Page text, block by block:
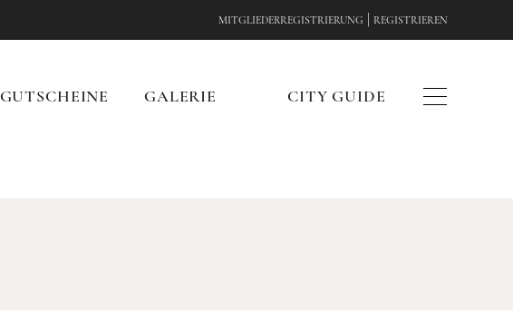
MITGLIEDERREGISTRIERUNG REGISTRIEREN
GUTSCHEINE GALERIE CITY GUIDE